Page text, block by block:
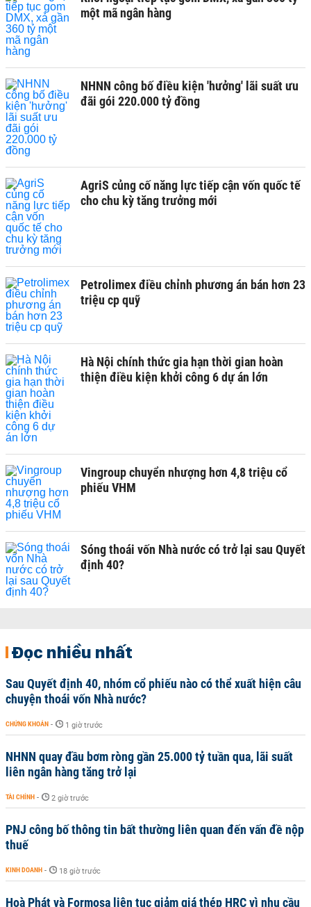
một mã ngân hàng
NHNN công bố điều kiện 'hưởng' lãi suất ưu
đãi gói 220.000 tỷ đồng
AgriS củng cố năng lực tiếp cận vốn quốc tế
cho chu kỳ tăng trưởng mới
Petrolimex điều chỉnh phương án bán hơn 23
triệu cp quỹ
Hà Nội chính thức gia hạn thời gian hoàn
thiện điều kiện khởi công 6 dự án lớn
Vingroup chuyển nhượng hơn 4,8 triệu cổ
phiếu VHM
Sóng thoái vốn Nhà nước có trở lại sau Quyết
định 40?
Đọc nhiều nhất
Sau Quyết định 40, nhóm cổ phiếu nào có thể xuất hiện câu
chuyện thoái vốn Nhà nước?
CHỨNG KHOÁN - 1 giờ trước
NHNN quay đầu bơm ròng gần 25.000 tỷ tuần qua, lãi suất
liên ngân hàng tăng trở lại
TÀI CHÍNH - 2 giờ trước
PNJ công bố thông tin bất thường liên quan đến vấn đề nộp
thuế
KINH DOANH - 18 giờ trước
Hoà Phát và Formosa liên tục giảm giá thép HRC vì nhu cầu